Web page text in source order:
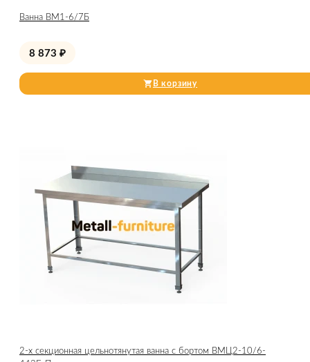
Ванна ВМ1-6/7Б
8 873 ₽
В корзину
2-х секционная цельнотянутая ванна с бортом ВМЦ2-10/6-